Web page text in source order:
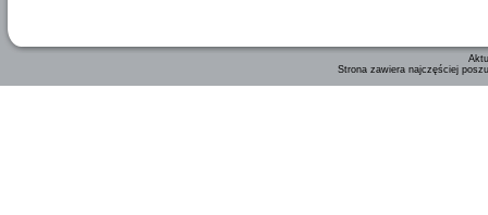
Strona zawiera najczęściej